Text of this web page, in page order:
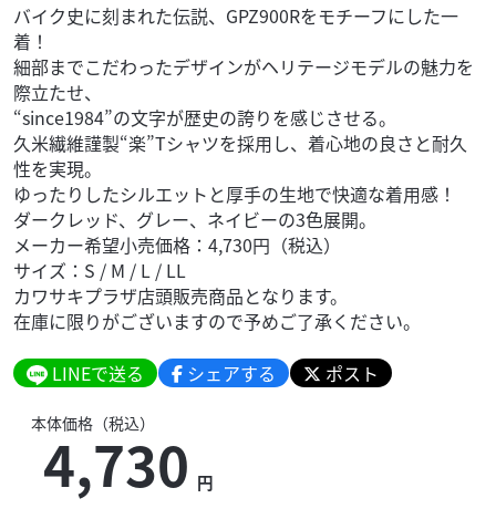
バイク史に刻まれた伝説、GPZ900Rをモチーフにした一
着！
細部までこだわったデザインがヘリテージモデルの魅力を
際立たせ、
“since1984”の文字が歴史の誇りを感じさせる。
久米繊維謹製“楽”Tシャツを採用し、着心地の良さと耐久
性を実現。
ゆったりしたシルエットと厚手の生地で快適な着用感！
ダークレッド、グレー、ネイビーの3色展開。
メーカー希望小売価格：4,730円（税込）
サイズ：S / M / L / LL
カワサキプラザ店頭販売商品となります。
在庫に限りがございますので予めご了承ください。
LINEで送る シェアする ポスト
本体価格（税込）
4,730 円